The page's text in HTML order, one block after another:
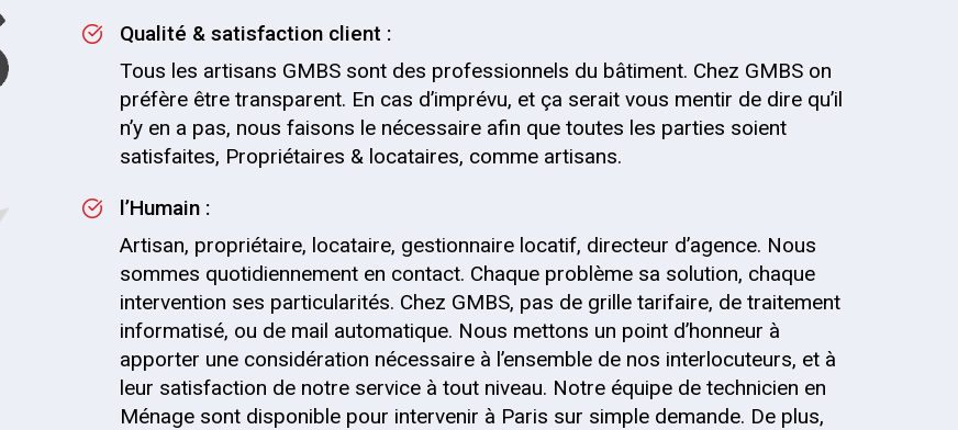
Qualité & satisfaction client :
Tous les artisans GMBS sont des professionnels du bâtiment. Chez GMBS on
préfère être transparent. En cas d’imprévu, et ça serait vous mentir de dire qu’il
n’y en a pas, nous faisons le nécessaire afin que toutes les parties soient
satisfaites, Propriétaires & locataires, comme artisans.
l’Humain :
Artisan, propriétaire, locataire, gestionnaire locatif, directeur d’agence. Nous
sommes quotidiennement en contact. Chaque problème sa solution, chaque
intervention ses particularités. Chez GMBS, pas de grille tarifaire, de traitement
informatisé, ou de mail automatique. Nous mettons un point d’honneur à
apporter une considération nécessaire à l’ensemble de nos interlocuteurs, et à
leur satisfaction de notre service à tout niveau. Notre équipe de technicien en
Ménage sont disponible pour intervenir à Paris sur simple demande. De plus,